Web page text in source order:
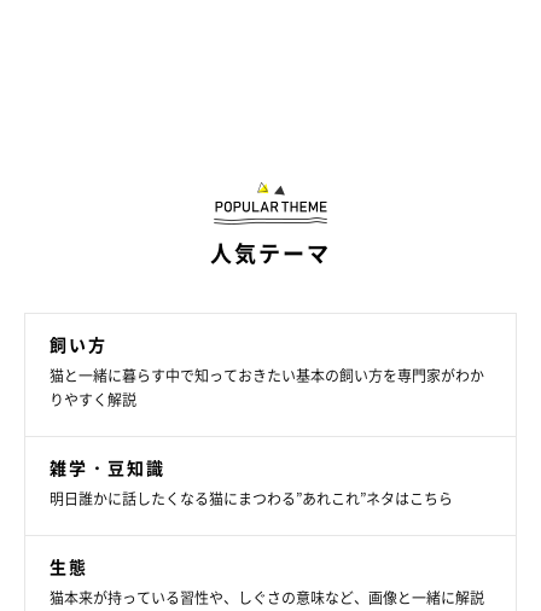
人気テーマ
飼い方
猫と一緒に暮らす中で知っておきたい基本の飼い方を専門家がわか
りやすく解説
雑学・豆知識
明日誰かに話したくなる猫にまつわる”あれこれ”ネタはこちら
生態
猫本来が持っている習性や、しぐさの意味など、画像と一緒に解説